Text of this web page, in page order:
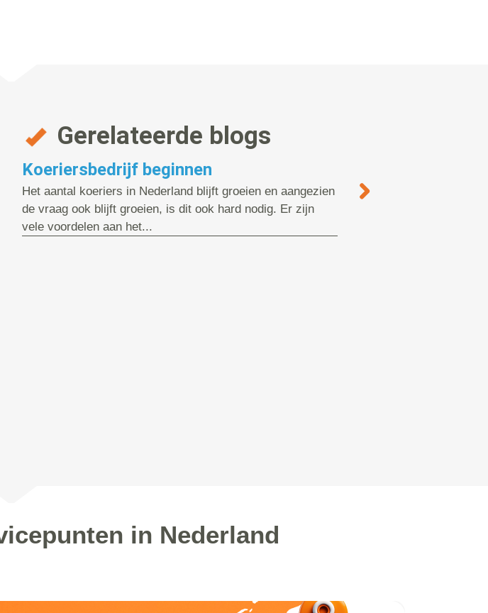
Gerelateerde blogs
Koeriersbedrijf beginnen
Het aantal koeriers in Nederland blijft groeien en aangezien
de vraag ook blijft groeien, is dit ook hard nodig. Er zijn
vele voordelen aan het...
in Nederland